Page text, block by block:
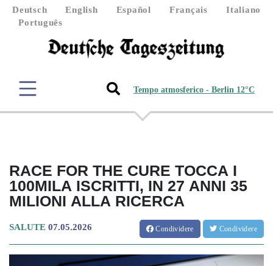
Deutsch English Español Français
Italiano
Português
Tempo atmosferico - Berlin 12°C
RACE FOR THE CURE TOCCA I
100MILA ISCRITTI, IN 27 ANNI 35
MILIONI ALLA RICERCA
SALUTE 07.05.2026 Condividere Condividere